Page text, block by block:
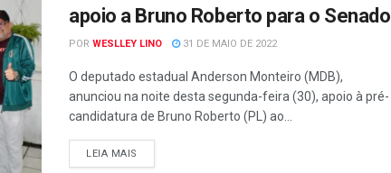
apoio a Bruno Roberto para o Senado
POR WESLLEY LINO 31 DE MAIO DE 2022
O deputado estadual Anderson Monteiro (MDB),
anunciou na noite desta segunda-feira (30), apoio à pré-
candidatura de Bruno Roberto (PL) ao...
LEIA MAIS